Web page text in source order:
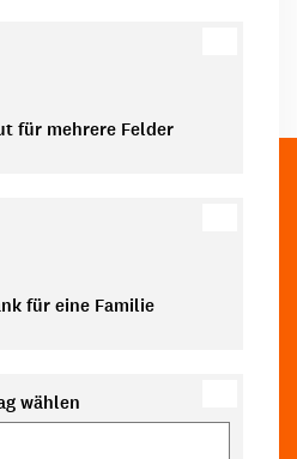
für mehrere Felder
für eine Familie
wählen